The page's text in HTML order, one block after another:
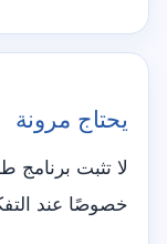
يحتاج مرونة
لا تثبت برنامج
خصوصًا عند